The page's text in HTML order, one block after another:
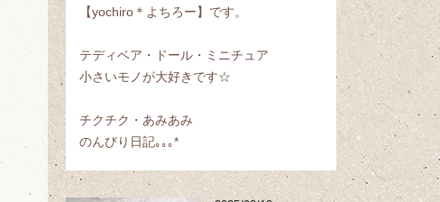
【yochiro＊よちろー】です。
テディベア・ドール・ミニチュア
小さいモノが大好きです☆
チクチク・あみあみ
のんびり日記｡｡｡*